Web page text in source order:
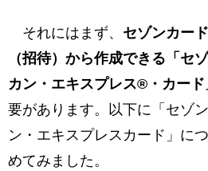
それにはまず、 セゾンカー
（招待）から作成できる「セ
カン・エキスプレス®・カー
要があります。以下に「セゾ
ン・エキスプレスカード」に
めてみました。